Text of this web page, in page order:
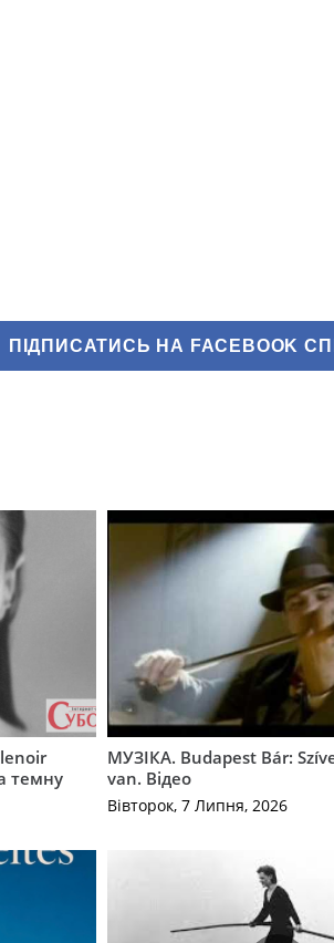
ПІДПИСАТИСЬ НА FACEBOOK
темну
МУЗІКА. Budapest Bár:
van. Відео
Вівторок, 7 Липня, 2026